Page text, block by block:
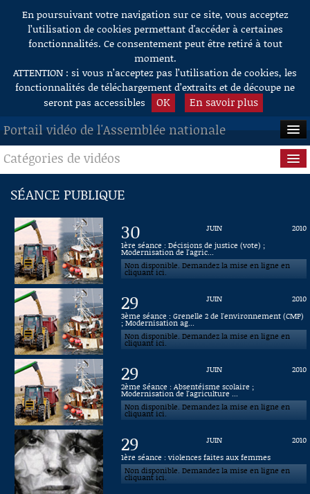
Aller au contenu
En poursuivant votre navigation sur ce site, vous acceptez
l’utilisation de cookies permettant d'accéder à certaines
fonctionnalités. Ce consentement peut être retiré à tout
moment.
ATTENTION : si vous n’acceptez pas l’utilisation de cookies, les
fonctionnalités de téléchargement d’extraits et de découpe ne
seront pas accessibles
OK En savoir plus
Portail vidéo de l'Assemblée nationale
ACCUEIL
EN DIRECT
À LA DEMANDE
RECHERCHE
AIDE À LA DÉCOUPE
DE VIDÉOS
Catégories de vidéos
Séance publique
Questions au Gouvernement
Commissions
Présidence
Évènements
Connaissance, Histoire
SÉANCE PUBLIQUE
30 JUIN
2010
1ère séance : Décisions de justice (vote) ;
Modernisation de l'agric...
Non disponible. Demandez la mise en ligne en
cliquant ici.
29 JUIN
2010
3ème séance : Grenelle 2 de l'environnement (CMP)
; Modernisation ag...
Non disponible. Demandez la mise en ligne en
cliquant ici.
29 JUIN
2010
2ème Séance : Absentéisme scolaire ;
Modernisation de l'agriculture ...
Non disponible. Demandez la mise en ligne en
cliquant ici.
29 JUIN
2010
1ère séance : violences faites aux femmes
Non disponible. Demandez la mise en ligne en
cliquant ici.